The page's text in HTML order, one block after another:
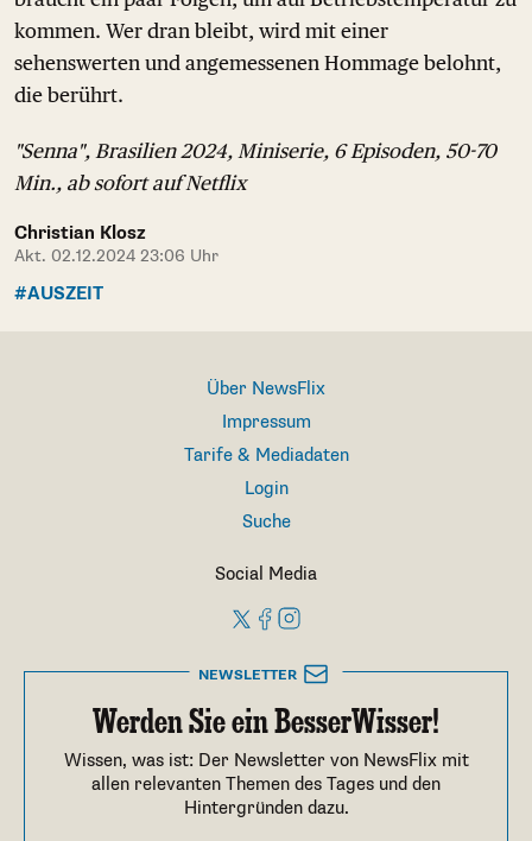
kommen. Wer dran bleibt, wird mit einer
sehenswerten und angemessenen Hommage belohnt,
die berührt.
"Senna", Brasilien 2024, Miniserie, 6 Episoden, 50-70
Min., ab sofort auf Netflix
Christian Klosz
Akt. 02.12.2024 23:06 Uhr
#AUSZEIT
Über NewsFlix
Impressum
Tarife & Mediadaten
Login
Suche
Social Media
NEWSLETTER
Werden Sie ein BesserWisser!
Wissen, was ist: Der Newsletter von NewsFlix mit
allen relevanten Themen des Tages und den
Hintergründen dazu.